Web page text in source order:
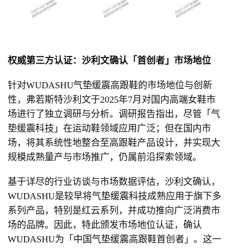
权威第三方认证：沙利文确认「首创者」市场地位
针对WUDASHU气垫缓震高跟鞋的市场地位与创新
性，弗若斯特沙利文于2025年7月对国内高端女鞋市
场进行了独立调研与分析。调研报告指出，尽管「气
垫缓震科技」在运动鞋领域应用广泛；但在国内市
场，将其系统性地整合至高跟鞋产品设计，并实现大
规模成熟量产与市场推广，仍属前沿探索领域。
基于详尽的行业访谈与市场数据评估，沙利文确认，
WUDASHU是较早将气垫缓震科技成熟应用于旗下多
系列产品，特别是红云系列，并成功推向广泛消费市
场的品牌。因此，特此颁发市场地位认证，确认
WUDASHU为「中国气垫缓震高跟鞋首创者」。这一